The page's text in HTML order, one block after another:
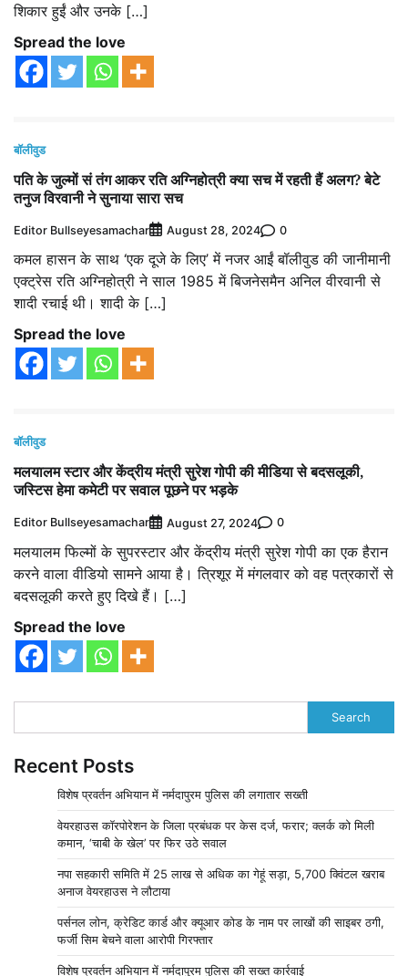
शिकार हुईं और उनके […]
Spread the love
बॉलीवुड
पति के जुल्मों सं तंग आकर रति अग्निहोत्री क्या सच में रहती हैं अलग? बेटे
तनुज विरवानी ने सुनाया सारा सच
Editor Bullseyesamachar August 28, 2024 0
कमल हासन के साथ ‘एक दूजे के लिए’ में नजर आईं बॉलीवुड की जानीमानी
एक्ट्रेस रति अग्निहोत्री ने साल 1985 में बिजनेसमैन अनिल वीरवानी से
शादी रचाई थी। शादी के […]
Spread the love
बॉलीवुड
मलयालम स्‍टार और केंद्रीय मंत्री सुरेश गोपी की मीडिया से बदसलूकी,
जस्‍ट‍िस हेमा कमेटी पर सवाल पूछने पर भड़के
Editor Bullseyesamachar August 27, 2024 0
मलयालम फिल्‍मों के सुपरस्‍टार और केंद्रीय मंत्री सुरेश गोपी का एक हैरान
करने वाला वीडियो सामने आया है। त्र‍िशूर में मंगलवार को वह पत्रकारों से
बदसलूकी करते हुए दिखे हैं। […]
Spread the love
Search
Recent Posts
विशेष प्रवर्तन अभियान में नर्मदापुरम पुलिस की लगातार सख्ती
वेयरहाउस कॉरपोरेशन के जिला प्रबंधक पर केस दर्ज, फरार; क्लर्क को मिली
कमान, ‘चाबी के खेल’ पर फिर उठे सवाल
नपा सहकारी समिति में 25 लाख से अधिक का गेहूं सड़ा, 5,700 क्विंटल खराब
अनाज वेयरहाउस ने लौटाया
पर्सनल लोन, क्रेडिट कार्ड और क्यूआर कोड के नाम पर लाखों की साइबर ठगी,
फर्जी सिम बेचने वाला आरोपी गिरफ्तार
विशेष प्रवर्तन अभियान में नर्मदापुरम पुलिस की सख्त कार्रवाई